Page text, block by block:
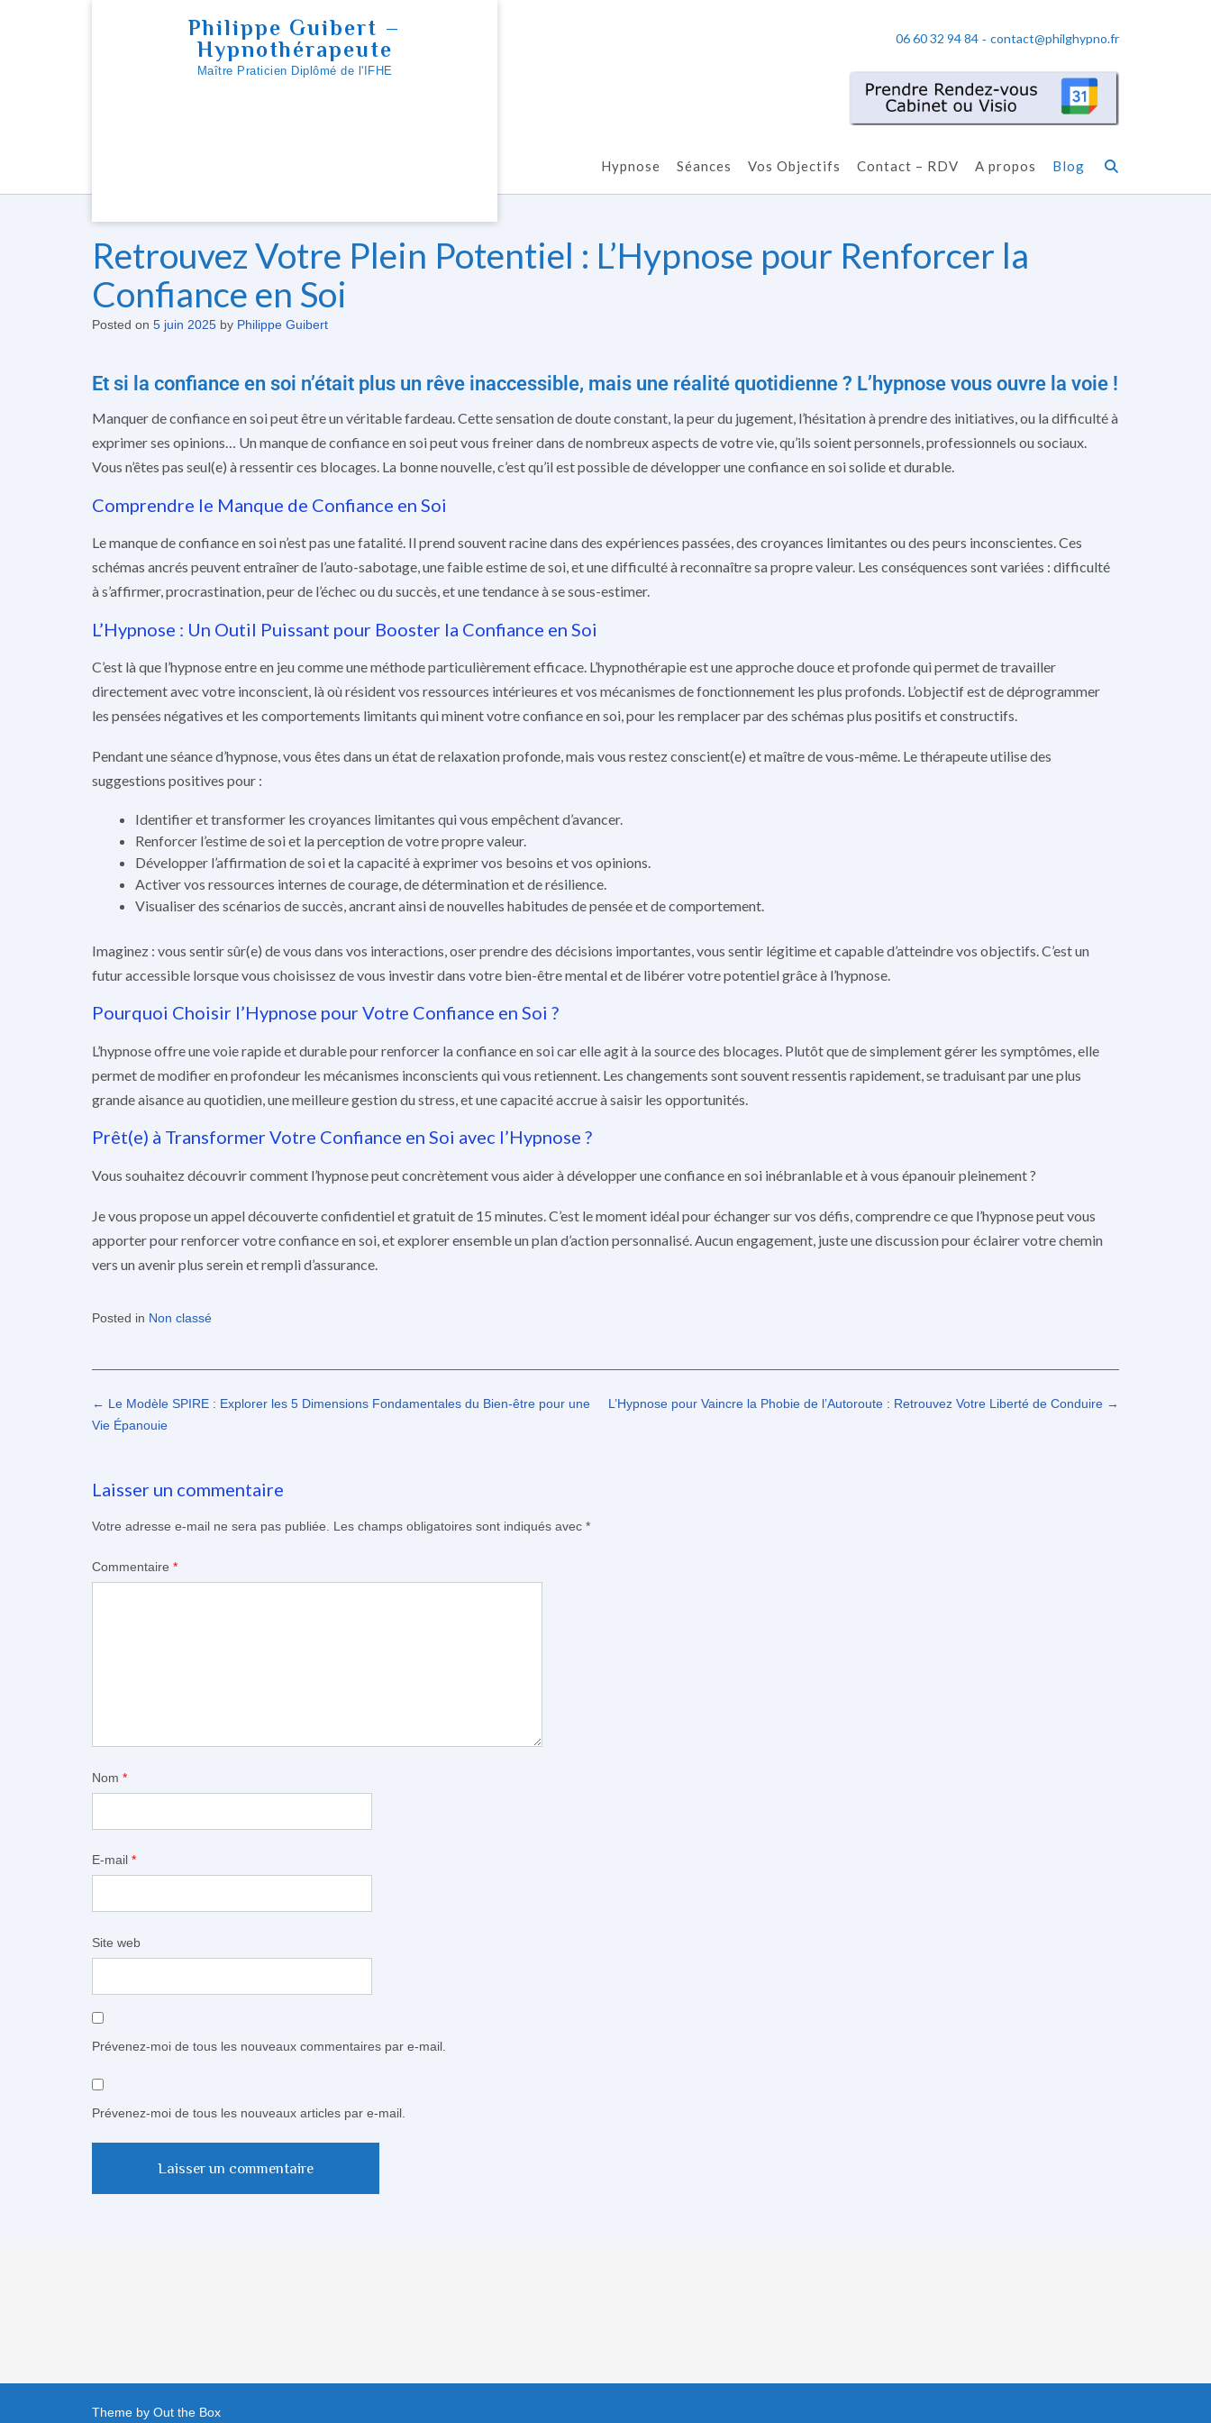
Philippe Guibert –
Hypnothérapeute
Maître Praticien Diplômé de l'IFHE
06 60 32 94 84 - contact@philghypno.fr
Hypnose Séances Vos Objectifs Contact – RDV A propos Blog
Retrouvez Votre Plein Potentiel : L’Hypnose pour Renforcer la
Confiance en Soi
Posted on 5 juin 2025 by Philippe Guibert
Et si la confiance en soi n’était plus un rêve inaccessible, mais une réalité quotidienne ? L’hypnose vous ouvre la voie !
Manquer de confiance en soi peut être un véritable fardeau. Cette sensation de doute constant, la peur du jugement, l’hésitation à prendre des initiatives, ou la difficulté à
exprimer ses opinions… Un manque de confiance en soi peut vous freiner dans de nombreux aspects de votre vie, qu’ils soient personnels, professionnels ou sociaux.
Vous n’êtes pas seul(e) à ressentir ces blocages. La bonne nouvelle, c’est qu’il est possible de développer une confiance en soi solide et durable.
Comprendre le Manque de Confiance en Soi
Le manque de confiance en soi n’est pas une fatalité. Il prend souvent racine dans des expériences passées, des croyances limitantes ou des peurs inconscientes. Ces
schémas ancrés peuvent entraîner de l’auto-sabotage, une faible estime de soi, et une difficulté à reconnaître sa propre valeur. Les conséquences sont variées : difficulté
à s’affirmer, procrastination, peur de l’échec ou du succès, et une tendance à se sous-estimer.
L’Hypnose : Un Outil Puissant pour Booster la Confiance en Soi
C’est là que l’hypnose entre en jeu comme une méthode particulièrement efficace. L’hypnothérapie est une approche douce et profonde qui permet de travailler
directement avec votre inconscient, là où résident vos ressources intérieures et vos mécanismes de fonctionnement les plus profonds. L’objectif est de déprogrammer
les pensées négatives et les comportements limitants qui minent votre confiance en soi, pour les remplacer par des schémas plus positifs et constructifs.
Pendant une séance d’hypnose, vous êtes dans un état de relaxation profonde, mais vous restez conscient(e) et maître de vous-même. Le thérapeute utilise des
suggestions positives pour :
Identifier et transformer les croyances limitantes qui vous empêchent d’avancer.
Renforcer l’estime de soi et la perception de votre propre valeur.
Développer l’affirmation de soi et la capacité à exprimer vos besoins et vos opinions.
Activer vos ressources internes de courage, de détermination et de résilience.
Visualiser des scénarios de succès, ancrant ainsi de nouvelles habitudes de pensée et de comportement.
Imaginez : vous sentir sûr(e) de vous dans vos interactions, oser prendre des décisions importantes, vous sentir légitime et capable d’atteindre vos objectifs. C’est un
futur accessible lorsque vous choisissez de vous investir dans votre bien-être mental et de libérer votre potentiel grâce à l’hypnose.
Pourquoi Choisir l’Hypnose pour Votre Confiance en Soi ?
L’hypnose offre une voie rapide et durable pour renforcer la confiance en soi car elle agit à la source des blocages. Plutôt que de simplement gérer les symptômes, elle
permet de modifier en profondeur les mécanismes inconscients qui vous retiennent. Les changements sont souvent ressentis rapidement, se traduisant par une plus
grande aisance au quotidien, une meilleure gestion du stress, et une capacité accrue à saisir les opportunités.
Prêt(e) à Transformer Votre Confiance en Soi avec l’Hypnose ?
Vous souhaitez découvrir comment l’hypnose peut concrètement vous aider à développer une confiance en soi inébranlable et à vous épanouir pleinement ?
Je vous propose un appel découverte confidentiel et gratuit de 15 minutes. C’est le moment idéal pour échanger sur vos défis, comprendre ce que l’hypnose peut vous
apporter pour renforcer votre confiance en soi, et explorer ensemble un plan d’action personnalisé. Aucun engagement, juste une discussion pour éclairer votre chemin
vers un avenir plus serein et rempli d’assurance.
Posted in Non classé
Post
navigation
L’Hypnose pour Vaincre la Phobie de l’Autoroute : Retrouvez Votre Liberté de Conduire →
← Le Modèle SPIRE : Explorer les 5 Dimensions Fondamentales du Bien-être pour une
Vie Épanouie
Laisser un commentaire
Votre adresse e-mail ne sera pas publiée. Les champs obligatoires sont indiqués avec *
Commentaire *
Nom *
E-mail *
Site web
Prévenez-moi de tous les nouveaux commentaires par e-mail.
Prévenez-moi de tous les nouveaux articles par e-mail.
Theme by Out the Box